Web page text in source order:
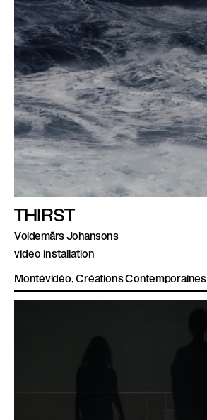
THIRST
Voldemārs Johansons
video installation
Montévidéo, Créations Contemporaines